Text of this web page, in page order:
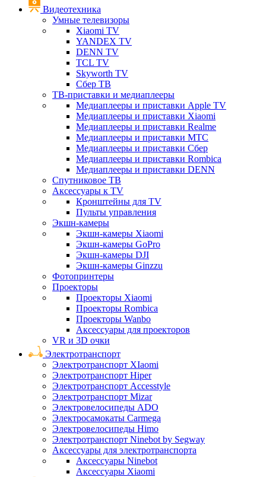
Видеотехника
Умные телевизоры
Xiaomi TV
YANDEX TV
DENN TV
TCL TV
Skyworth TV
Сбер ТВ
ТВ-приставки и медиаплееры
Медиаплееры и приставки Apple TV
Медиаплееры и приставки Xiaomi
Медиаплееры и приставки Realme
Медиаплееры и приставки МТС
Медиаплееры и приставки Сбер
Медиаплееры и приставки Rombica
Медиаплееры и приставки DENN
Спутниковое ТВ
Аксессуары к TV
Кронштейны для TV
Пульты управления
Экшн-камеры
Экшн-камеры Xiaomi
Экшн-камеры GoPro
Экшн-камеры DJI
Экшн-камеры Ginzzu
Фотопринтеры
Проекторы
Проекторы Xiaomi
Проекторы Rombica
Проекторы Wanbo
Аксессуары для проекторов
VR и 3D очки
Электротранспорт
Электротранспорт XIaomi
Электротранспорт Hiper
Электротранспорт Accesstyle
Электротранспорт Mizar
Электровелосипеды ADO
Электросамокаты Carmega
Электровелосипеды Himo
Электротранспорт Ninebot by Segway
Аксессуары для электротранспорта
Аксессуары Ninebot
Аксессуары Xiaomi